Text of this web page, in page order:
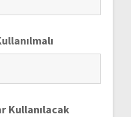
Kullanılacak